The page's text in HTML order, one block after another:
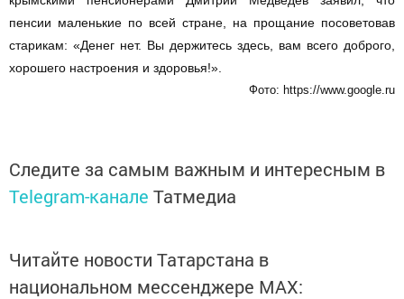
пенсии маленькие по всей стране, на прощание посоветовав
старикам: «Денег нет. Вы держитесь здесь, вам всего доброго,
хорошего настроения и здоровья!».
Фото: https://www.google.ru
Следите за самым важным и интересным в
Telegram-канале Татмедиа
Читайте новости Татарстана в
национальном мессенджере MАХ: